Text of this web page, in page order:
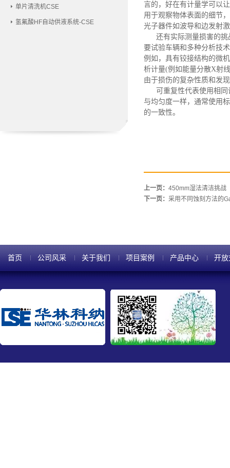
单片清洗机CSE
氢氟酸HF自动供液系统-CSE
言的，好在有计量学可以
用于观察物体表面的细节
光子器件如波导和边发射
还有实际测量损害的
要试验车辆和多种分析技
例如，具有铰接结构的微
析计量(例如能量分散X射
由于损伤的复杂性质和发
可重复性代表使用相
与均匀度一样，通常使用
的一致性。
上一页： 450mm湿法清洁挑战
下一页： 采用不同蚀刻方法的
首页 公司风采 关于我们 项目案例 产品中心 开放